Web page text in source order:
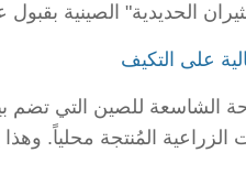
الحديدية" الصينية بقبول
على التكيف
للصين التي تضم
الزراعية المُنتجة محلياً.